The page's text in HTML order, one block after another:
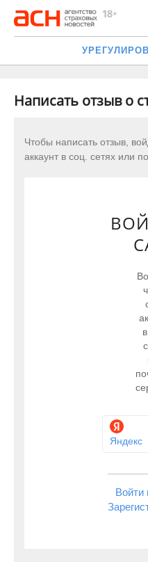
Написать отзыв о
Чтобы написать отзыв,
аккаунт в соц. сетях или
Яндекс
Войти